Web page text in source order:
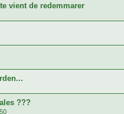
vient de redemmarer
???